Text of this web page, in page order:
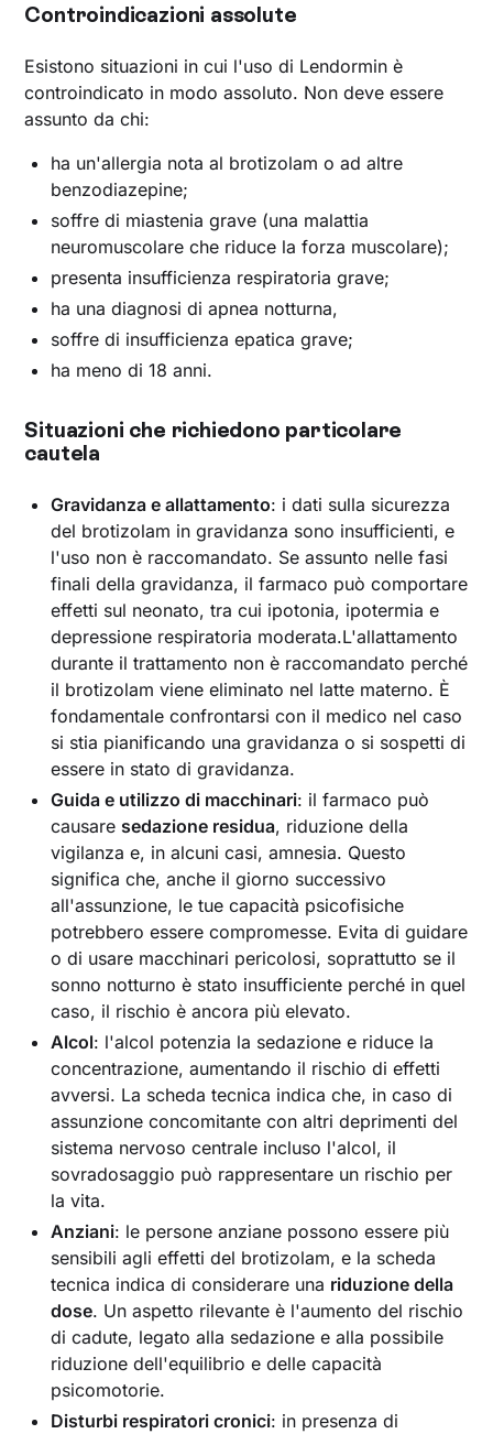
Controindicazioni assolute
Esistono situazioni in cui l'uso di Lendormin è
controindicato in modo assoluto. Non deve essere
assunto da chi:
ha un'allergia nota al brotizolam o ad altre
benzodiazepine;
soffre di miastenia grave (una malattia
neuromuscolare che riduce la forza muscolare);
presenta insufficienza respiratoria grave;
ha una diagnosi di apnea notturna,
soffre di insufficienza epatica grave;
ha meno di 18 anni.
Situazioni che richiedono particolare
cautela
Gravidanza e allattamento: i dati sulla sicurezza
del brotizolam in gravidanza sono insufficienti, e
l'uso non è raccomandato. Se assunto nelle fasi
finali della gravidanza, il farmaco può comportare
effetti sul neonato, tra cui ipotonia, ipotermia e
depressione respiratoria moderata.L'allattamento
durante il trattamento non è raccomandato perché
il brotizolam viene eliminato nel latte materno. È
fondamentale confrontarsi con il medico nel caso
si stia pianificando una gravidanza o si sospetti di
essere in stato di gravidanza.
Guida e utilizzo di macchinari: il farmaco può
causare sedazione residua, riduzione della
vigilanza e, in alcuni casi, amnesia. Questo
significa che, anche il giorno successivo
all'assunzione, le tue capacità psicofisiche
potrebbero essere compromesse. Evita di guidare
o di usare macchinari pericolosi, soprattutto se il
sonno notturno è stato insufficiente perché in quel
caso, il rischio è ancora più elevato.
Alcol: l'alcol potenzia la sedazione e riduce la
concentrazione, aumentando il rischio di effetti
avversi. La scheda tecnica indica che, in caso di
assunzione concomitante con altri deprimenti del
sistema nervoso centrale incluso l'alcol, il
sovradosaggio può rappresentare un rischio per
la vita.
Anziani: le persone anziane possono essere più
sensibili agli effetti del brotizolam, e la scheda
tecnica indica di considerare una riduzione della
dose. Un aspetto rilevante è l'aumento del rischio
di cadute, legato alla sedazione e alla possibile
riduzione dell'equilibrio e delle capacità
psicomotorie.
Disturbi respiratori cronici: in presenza di